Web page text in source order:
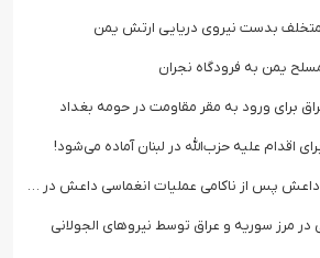
بدست نیروی دریایی ارتش یمن
یمن به فرودگاه نجران
برای ورود به مقر مقاومت در حومه بغداد
اقدام علیه حزب‌الله در لبنان آماده می‌شود!
پس از ناکامی عملیات انغماسی داعش در رقه
مرز سوریه و عراق توسط نیروهای الجولانی